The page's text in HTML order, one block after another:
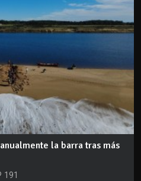
la barra tras más
191